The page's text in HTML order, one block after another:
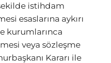
şekilde istihdam
esaslarına aykırı
kurumlarınca
veya sözleşme
Kararı ile